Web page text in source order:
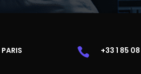
 +33 1 85